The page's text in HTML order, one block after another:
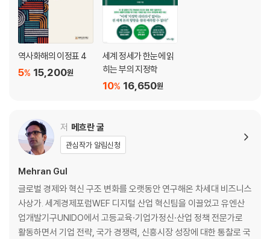
제4장 미중 갈등이 불러올 퍼펙트 스톰_ 강대국 복합 경쟁 리스크
동지에서 적으로, 미중 갈등의 시작
중국의 맹추격과 위기의 미국, 적에서 동지로
미국의 공급망 재편, 득을 보는 자와 실을 보는 자
미래전의 주도권을 차지하기 위한 각축전
세력 전이를 둘러싼 태풍의 눈, 인공지능과 자율무기체계
제5장 부의 원천, 바다를 둘러싼 첨예한 대립_인도·태평양 리스크
경쟁의 소용돌이에 휘말린 바닷길
해양 패권, 도전하는 자와 지키려는 자
군함 경쟁이 한국에 가져다줄 기회는?
제6장 대만의 위기가 가져올 나비효과 시나리오_대만해협 리스크
역사화해의 이정표 4
15,200원
5%
세계 정세가 한눈에 읽
히는 부의 지정학
16,650원
10%
저 메흐란 굴
관심작가 알림신청
Mehran Gul
글로벌 경제와 혁신 구조 변화를 오랫동안 연구해온 차세대 비즈니스
사상가. 세계경제포럼WEF 디지털 산업 혁신팀을 이끌었고 유엔산
업개발기구UNIDO에서 고등교육·기업가정신·산업 정책 전문가로
활동하면서 기업 전략, 국가 경쟁력, 신흥시장 성장에 대한 통찰로 국